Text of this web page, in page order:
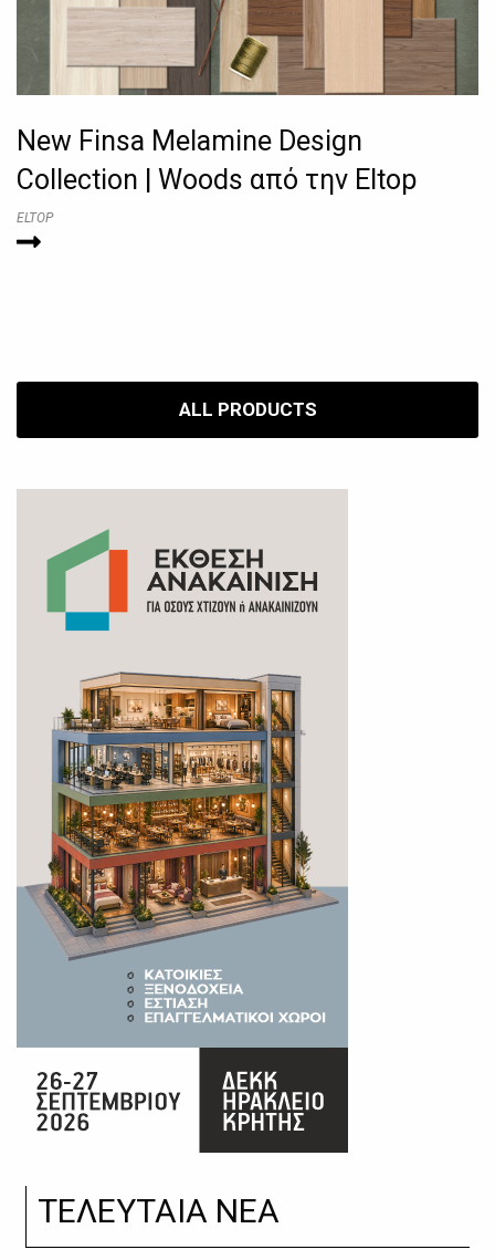
New Finsa Melamine Design
Collection | Woods από την Eltop
ELTOP
ALL PRODUCTS
ΤΕΛΕΥΤΑΙΑ ΝΕΑ